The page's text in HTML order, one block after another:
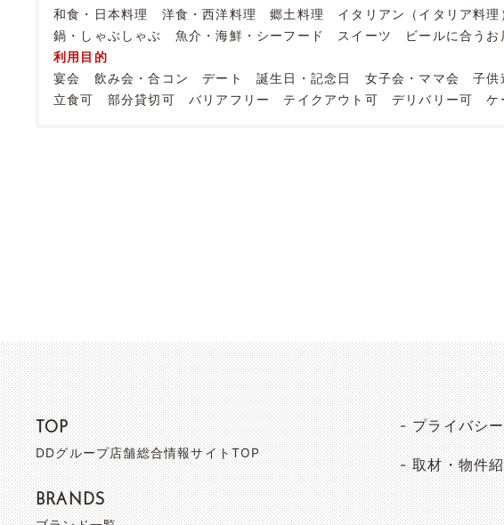
和食・日本料理
洋食・西洋料理 郷土料理 イタリアン（イタリア料理
鍋・しゃぶしゃぶ
魚介・海鮮・シーフード スイーツ ビールに合うお
利用目的
宴会
飲み会・合コン デート 誕生日・記念日 女子会・ママ会 子供
立食可
部分貸切可 バリアフリー テイクアウト可 デリバリー可 ケ
TOP
DDグループ店舗総合情報サイトTOP
BRANDS
プライバシ
取材・物件